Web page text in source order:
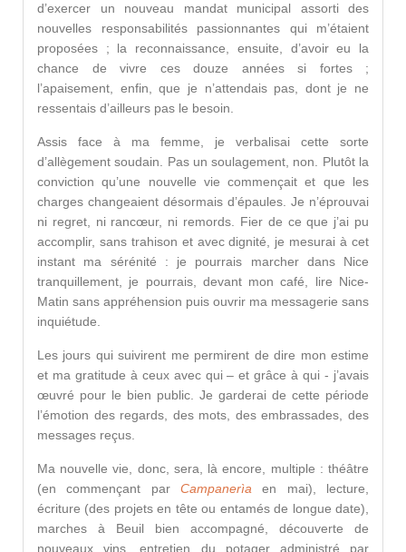
d’exercer un nouveau mandat municipal assorti des
nouvelles responsabilités passionnantes qui m’étaient
proposées ; la reconnaissance, ensuite, d’avoir eu la
chance de vivre ces douze années si fortes ;
l’apaisement, enfin, que je n’attendais pas, dont je ne
ressentais d’ailleurs pas le besoin.
Assis face à ma femme, je verbalisai cette sorte
d’allègement soudain. Pas un soulagement, non. Plutôt la
conviction qu’une nouvelle vie commençait et que les
charges changeaient désormais d’épaules. Je n’éprouvai
ni regret, ni rancœur, ni remords. Fier de ce que j’ai pu
accomplir, sans trahison et avec dignité, je mesurai à cet
instant ma sérénité : je pourrais marcher dans Nice
tranquillement, je pourrais, devant mon café, lire Nice-
Matin sans appréhension puis ouvrir ma messagerie sans
inquiétude.
Les jours qui suivirent me permirent de dire mon estime
et ma gratitude à ceux avec qui – et grâce à qui - j’avais
œuvré pour le bien public. Je garderai de cette période
l’émotion des regards, des mots, des embrassades, des
messages reçus.
Ma nouvelle vie, donc, sera, là encore, multiple : théâtre
(en commençant par Campanerìa en mai), lecture,
écriture (des projets en tête ou entamés de longue date),
marches à Beuil bien accompagné, découverte de
nouveaux vins, entretien du potager administré par